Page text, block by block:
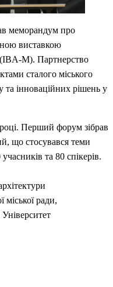
меморандум про
виставкою
M). Партнерство
сталого міського
та інноваційних рішень у
Перший форум зібрав
що стосувався теми
та 80 спікерів.
міської ради,